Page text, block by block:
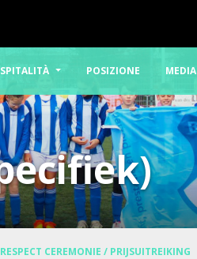
POSIZIONE MEDIA
CEREMONIE / PRIJSUITREIKING